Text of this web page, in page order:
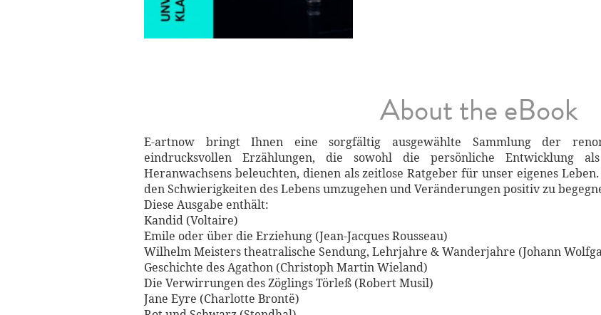
About the eBook
E-artnow bringt Ihnen eine sorgfältig ausgewählte Sammlung der
eindrucksvollen Erzählungen, die sowohl die persönliche Entwicklung
Heranwachsens beleuchten, dienen als zeitlose Ratgeber für unser eigenes
den Schwierigkeiten des Lebens umzugehen und Veränderungen positiv zu
Diese Ausgabe enthält:
Kandid (Voltaire)
Emile oder über die Erziehung (Jean-Jacques Rousseau)
Wilhelm Meisters theatralische Sendung, Lehrjahre & Wanderjahre (Johann
Geschichte des Agathon (Christoph Martin Wieland)
Die Verwirrungen des Zöglings Törleß (Robert Musil)
Jane Eyre (Charlotte Brontë)